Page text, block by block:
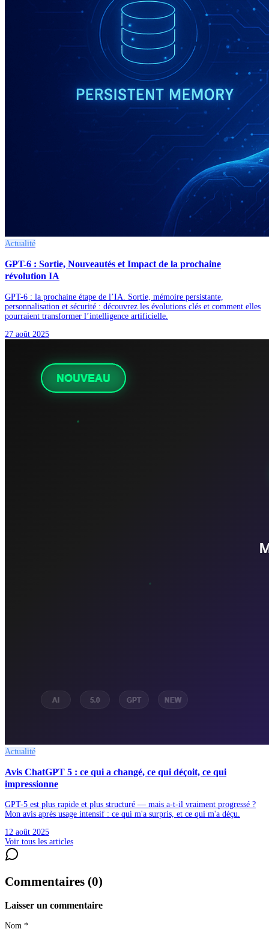
Actualité
GPT-6 : Sortie, Nouveautés et Impact de la prochaine
révolution IA
GPT-6 : la prochaine étape de l’IA. Sortie, mémoire persistante,
personnalisation et sécurité : découvrez les évolutions clés et comment elles
pourraient transformer l’intelligence artificielle.
27 août 2025
Actualité
Avis ChatGPT 5 : ce qui a changé, ce qui déçoit, ce qui
impressionne
GPT-5 est plus rapide et plus structuré — mais a-t-il vraiment progressé ?
Mon avis après usage intensif : ce qui m'a surpris, et ce qui m'a déçu.
12 août 2025
Voir tous les articles
Commentaires (0)
Laisser un commentaire
Nom *